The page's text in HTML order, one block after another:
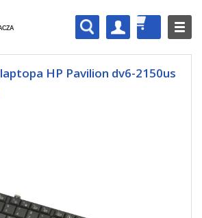
HP Pavilion dv6-2150us